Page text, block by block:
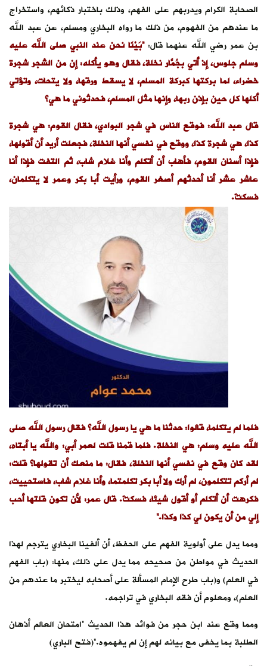
الصحابة الكرام ويدربهم على الفهم، وذلك باختبار ذكائهم، واستخراج
ما عندهم من الفهوم، من ذلك ما رواه البخاري ومسلم، عن عبد الله
بن عمر رضي الله عنهما قال:“بَيْنَا نحن عند النبي صلى الله عليه
وسلم جلوس، إذ أُتي بجُمَّار نخلة، فقال وهو يأكله: إن من الشجر شجرة
خضراء، لما بركتها كبركة المسلم، لا يسقط ورقها، ولا يتحات، وتؤتي
أكلها كل حين بإذن ربها، وإنها مثل المسلم، فحدثوني ما هي؟
قال عبد الله: فوقع الناس في شجر البوادي، فقال القوم: هي شجرة
كذا، هي شجرة كذا، ووقع في نفسي أنها النخلة، فجعلت أريد أن أقولها،
فإذا أسنان القوم، فأهاب أن أتكلم وأنا غلام شاب، ثم التفت فإذا أنا
عاشر عشر أنا أحدثهم أصغر القوم، ورأيت أبا بكر وعمر لا يتكلمان،
فسكتّ.
فلما لم يتكلما، قالوا: حدثنا ما هي يا رسول الله؟ فقال رسول الله صلى
الله عليه وسلم: هي النخلة. فلما قمنا قلت لعمر أبي: والله يا أبتاه،
لقد كان وقع في نفسي أنها النخلة، فقال: ما منعك أن تقولها؟ قلت:
لم أركم تتكلمون، لم أرك ولا أبا بكر تكلمتما، وأنا غلام شاب، فاستحييت،
فكرهت أن أتكلم أو أقول شيئا، فسكتّ. قال عمر: لأن تكون قلتها أحب
إلي من أن يكون لي كذا وكذا.”
ومما يدل على أولوية الفهم على الحفظ، أن ألفينا البخاري يترجم لهذا
الحديث في مواطن من صحيحه مما يدل على ذلك، منها: (باب الفهم
في العلم) و(باب طرح الإمام المسألة على أصحابه ليختبر ما عندهم من
العلم)، ومعلوم أن فقه البخاري في تراجمه.
ومما وقع عند ابن حجر من فوائد هذا الحديث “امتحان العالم أذهان
الطلبة بما يخفى مع بيانه لهم إن لم يفهموه.”(فتح الباري)